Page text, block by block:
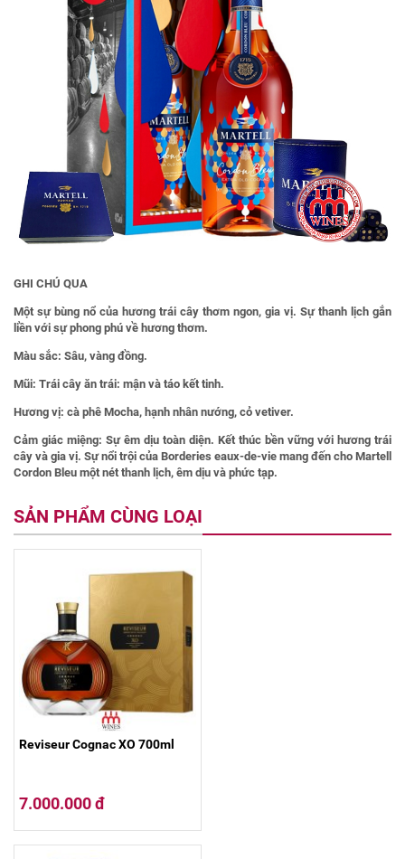
GHI CHÚ QUA
Một sự bùng nổ của hương trái cây thơm ngon, gia vị. Sự thanh lịch gắn
liền với sự phong phú về hương thơm.
Màu sắc: Sâu, vàng đồng.
Mũi: Trái cây ăn trái: mận và táo kết tinh.
Hương vị: cà phê Mocha, hạnh nhân nướng, cỏ vetiver.
Cảm giác miệng: Sự êm dịu toàn diện. Kết thúc bền vững với hương trái
cây và gia vị. Sự nổi trội của Borderies eaux-de-vie mang đến cho Martell
Cordon Bleu một nét thanh lịch, êm dịu và phức tạp.
SẢN PHẨM CÙNG LOẠI
Reviseur Cognac XO 700ml
7.000.000 đ